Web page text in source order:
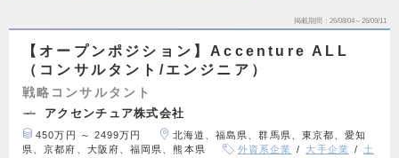
掲載期間 26/08/04～26/09/11
【オープンポジション】Accenture ALL
（コンサルタント/エンジニア）
戦略コンサルタント
アクセンチュア株式会社
450万円 ～ 2499万円
北海道、福島県、群馬県、東京都、愛知
県、京都府、大阪府、福岡県、熊本県
外資系企業 大手企業
土